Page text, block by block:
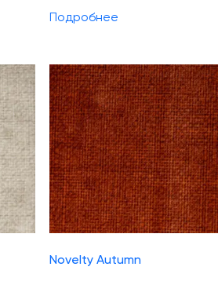
Подробнее
Novelty Autumn